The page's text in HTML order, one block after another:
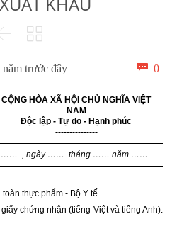

năm trước đây  0
CỘNG HÒA XÃ HỘI CHỦ NGHĨA VIỆT
NAM
Độc lập - Tự do - Hạnh phúc
---------------
…….., ngày ……. tháng …… năm ……..
toàn thực phẩm - Bộ Y tế
chứng nhận (tiếng Việt và tiếng Anh):